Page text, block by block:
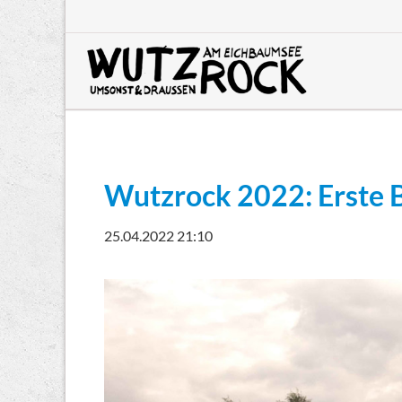
Wutzrock 2022: Erste
25.04.2022 21:10